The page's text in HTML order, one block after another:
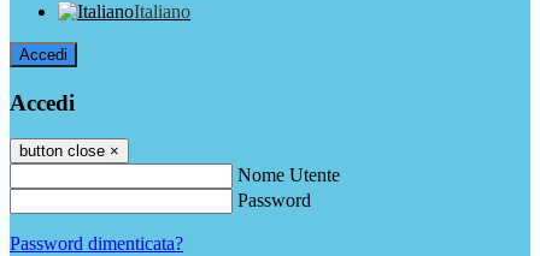
Italiano
Accedi
Accedi
button close ×
Nome Utente
Password
Password dimenticata?